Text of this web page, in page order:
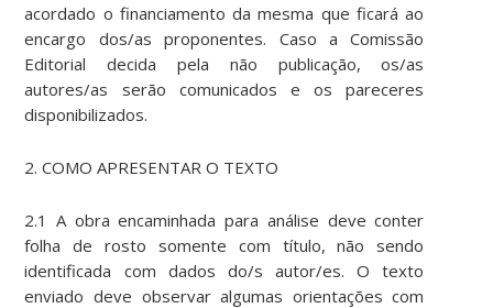
acordado o financiamento da mesma que ficará ao
encargo dos/as proponentes. Caso a Comissão
Editorial decida pela não publicação, os/as
autores/as serão comunicados e os pareceres
disponibilizados.
2. COMO APRESENTAR O TEXTO
2.1 A obra encaminhada para análise deve conter
folha de rosto somente com título, não sendo
identificada com dados do/s autor/es. O texto
enviado deve observar algumas orientações com